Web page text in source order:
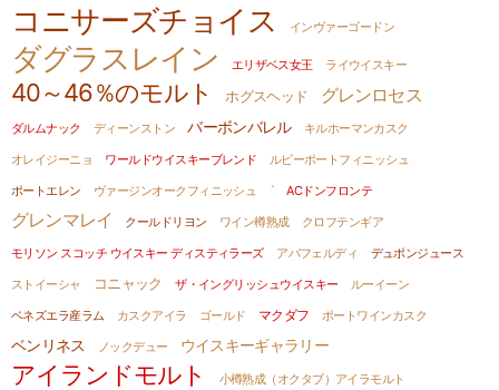
コニサーズチョイス インヴァーゴードン
ダグラスレイン エリザベス女王 ライウイスキー
40～46％のモルト ホグスヘッド グレンロセス
ダルムナック ディーンストン バーボンバレル
キルホーマンカスク
オレイジーニョ
ワールドウイスキーブレンド
ルビーポートフィニッシュ
ポートエレン
ヴァージンオークフィニッシュ ` ACドンフロンテ
グレンマレイ クールドリヨン ワイン樽熟成
クロフテンギア
モリソン スコッチ ウイスキー ディスティラーズ
アバフェルディ
デュポンジュース
ストイーシャ
コニャック ザ・イングリッシュウイスキー
ルーイーン
ベネズエラ産ラム
カスクアイラ ゴールド マクダフ ポートワインカスク
ベンリネス ノックデュー ウイスキーギャラリー
アイランドモルト
小樽熟成（オクタブ）アイラモルト